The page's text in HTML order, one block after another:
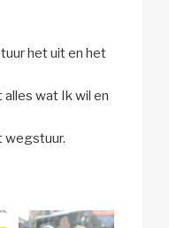
het uit en het
wat Ik wil en
wegstuur.